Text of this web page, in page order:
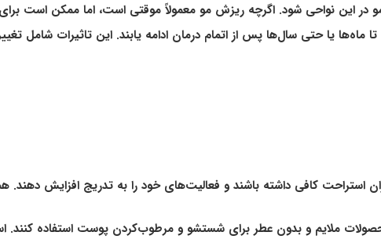
در این نواحی شود. اگرچه ریزش مو معمولاً موقتی است، اما ممکن است برای
ماه‌ها یا حتی سال‌ها پس از اتمام درمان ادامه یابند. این تاثیرات شامل
استراحت کافی داشته باشند و فعالیت‌های خود را به تدریج افزایش
ملایم و بدون عطر برای شستشو و مرطوب‌کردن پوست استفاده کنند.